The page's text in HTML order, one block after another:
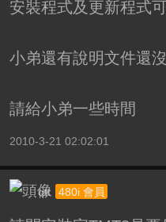
安裝程式及更新程式
小弟還有說明文件還
請給小弟一些時間
2010-3-21 02:02:01
qtt 480i 會員